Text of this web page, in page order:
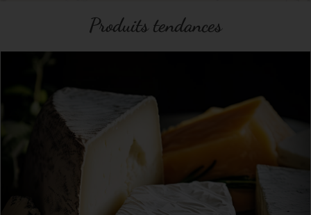
Produits tendances